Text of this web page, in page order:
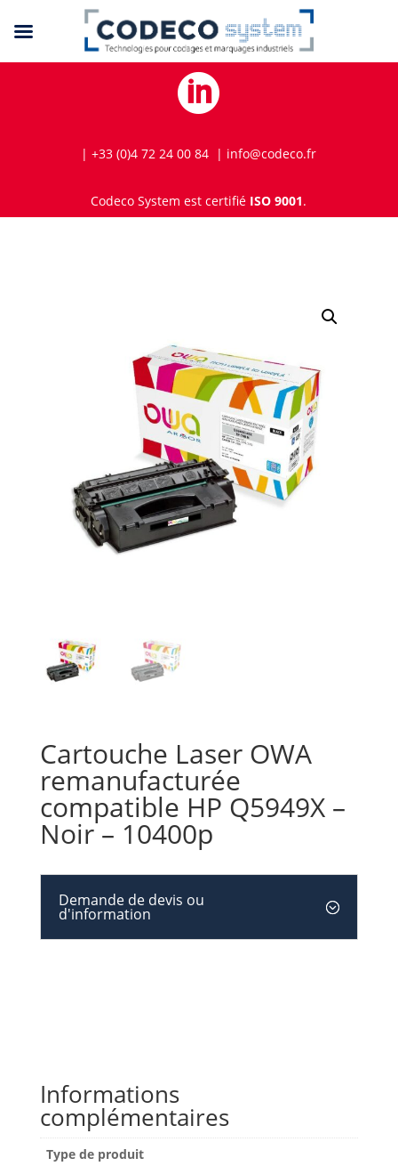

| +33 (0)4 72 24 00 84 | info@codeco.fr
Codeco System est certifié ISO 9001.
Cartouche Laser OWA
remanufacturée
compatible HP Q5949X –
Noir – 10400p
Demande de devis ou
d'information
Informations
complémentaires
Type de produit